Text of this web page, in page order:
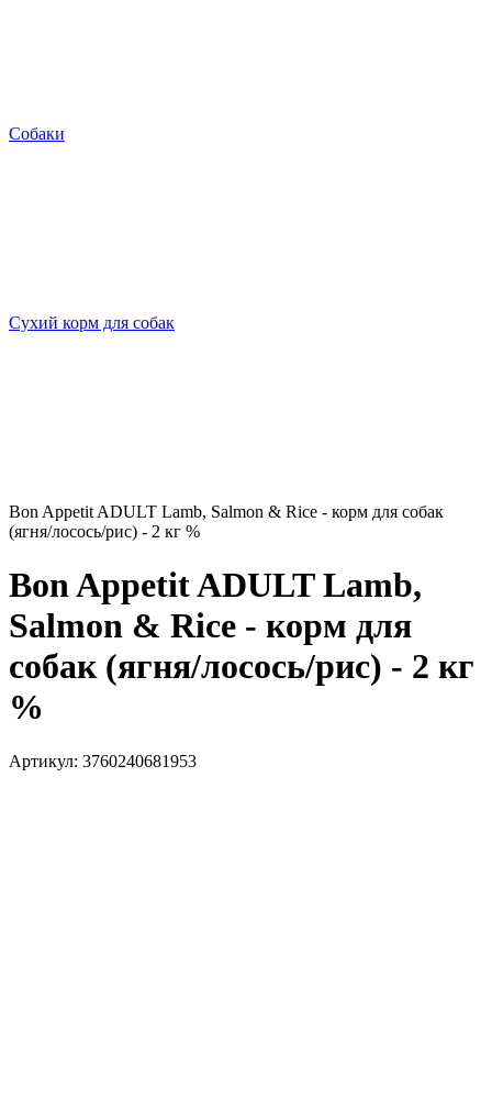
Собаки
Сухий корм для собак
Bon Appetit ADULT Lamb, Salmon & Rice - корм для собак
(ягня/лосось/рис) - 2 кг %
Bon Appetit ADULT Lamb,
Salmon & Rice - корм для
собак (ягня/лосось/рис) - 2 кг
%
Артикул: 3760240681953